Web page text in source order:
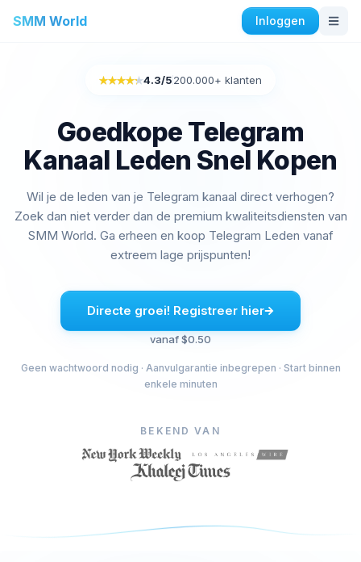
SMM World Inloggen
Kopen Instagram Auto houdt
Instagram volgers kopen
Instagram Likes kopen
Instagram-kijkers kopen
Instagram live beelden kopen
Facebook Diensten
Facebook reacties kopen
Facebook-vriendenverzoeken kopen
Kopen Facebook houdt
Facebook foto likes kopen
Facebook profiel volgers kopen
Facebook-videoweergaven kopen
Telegram Kanaal Leden Kopen
Rated 4.3 out of 5
4.3/5200.000+ klanten
Goedkope Telegram
Kanaal Leden Snel Kopen
Wil je de leden van je Telegram kanaal direct verhogen?
Zoek dan niet verder dan de premium kwaliteitsdiensten van
SMM World. Ga erheen en koop Telegram Leden vanaf
extreem lage prijspunten!
Directe groei! Registreer hier
vanaf $0.50
Geen wachtwoord nodig · Aanvulgarantie inbegrepen · Start binnen
enkele minuten
BEKEND VAN